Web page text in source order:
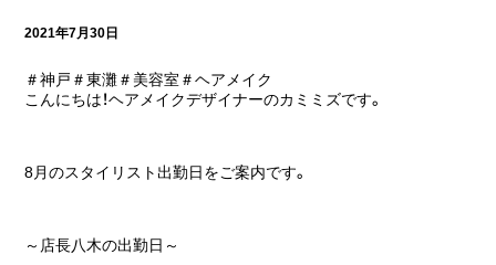
2021年7月30日
＃神戸＃東灘＃美容室＃ヘアメイク
こんにちは！ヘアメイクデザイナーのカミミズです。
8月のスタイリスト出勤日をご案内です。
～店長八木の出勤日～